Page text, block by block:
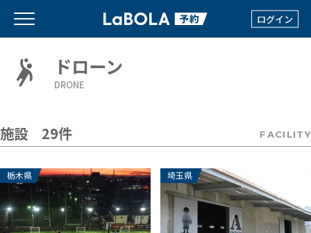
ログイン
ドローン
DRONE
施設 29件 FACILITY
栃木県 埼玉県